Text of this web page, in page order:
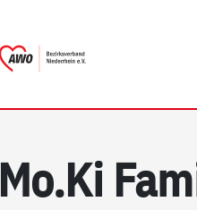
Mo.Ki